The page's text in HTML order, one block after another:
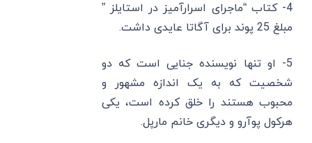
4- کتاب “ماجرای اسرارآمیز در استایلز ”
مبلغ 25 پوند برای آگاتا عایدی داشت.
5- او تنها نویسنده جنایی است که دو
شخصیت که به یک اندازه مشهور و
محبوب هستند را خلق کرده است، یکی
هرکول پوآرو و دیگری خانم مارپل.